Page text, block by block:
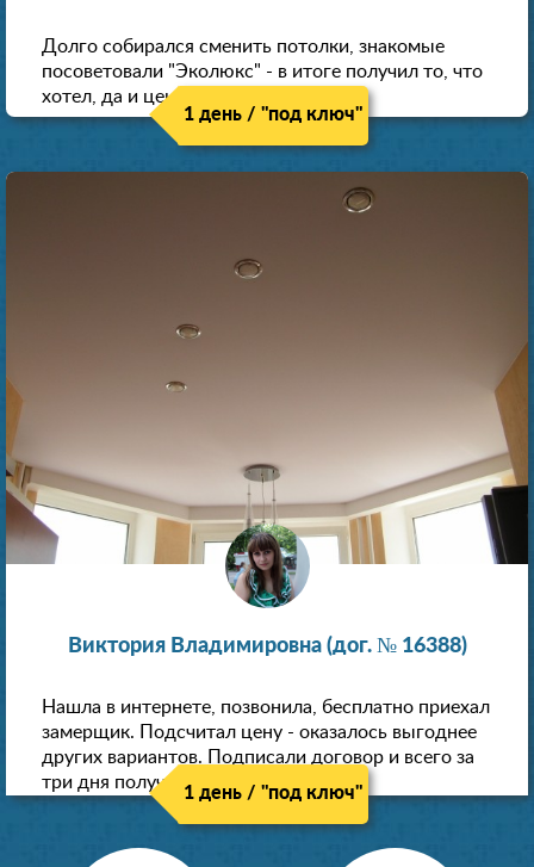
Долго собирался сменить потолки, знакомые
посоветовали "Эколюкс" - в итоге получил то, что
хотел, да и цена нормальная.
1 день / "под ключ"
Виктория Владимировна (дог. № 16388)
Нашла в интернете, позвонила, бесплатно приехал
замерщик. Подсчитал цену - оказалось выгоднее
других вариантов. Подписали договор и всего за
три дня получили новые потолки!
1 день / "под ключ"